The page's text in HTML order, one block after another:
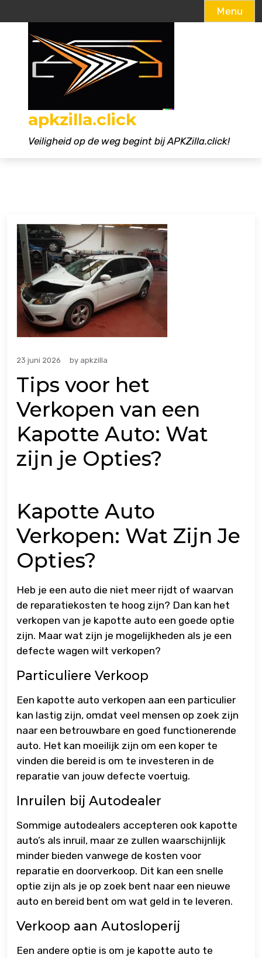
Menu
apkzilla.click
Veiligheid op de weg begint bij APKZilla.click!
23 juni 2026 by apkzilla
Tips voor het
Verkopen van een
Kapotte Auto: Wat
zijn je Opties?
Kapotte Auto
Verkopen: Wat Zijn Je
Opties?
Heb je een auto die niet meer rijdt of waarvan
de reparatiekosten te hoog zijn? Dan kan het
verkopen van je kapotte auto een goede optie
zijn. Maar wat zijn je mogelijkheden als je een
defecte wagen wilt verkopen?
Particuliere Verkoop
Een kapotte auto verkopen aan een particulier
kan lastig zijn, omdat veel mensen op zoek zijn
naar een betrouwbare en goed functionerende
auto. Het kan moeilijk zijn om een koper te
vinden die bereid is om te investeren in de
reparatie van jouw defecte voertuig.
Inruilen bij Autodealer
Sommige autodealers accepteren ook kapotte
auto’s als inruil, maar ze zullen waarschijnlijk
minder bieden vanwege de kosten voor
reparatie en doorverkoop. Dit kan een snelle
optie zijn als je op zoek bent naar een nieuwe
auto en bereid bent om wat geld in te leveren.
Verkoop aan Autosloperij
Een andere optie is om je kapotte auto te